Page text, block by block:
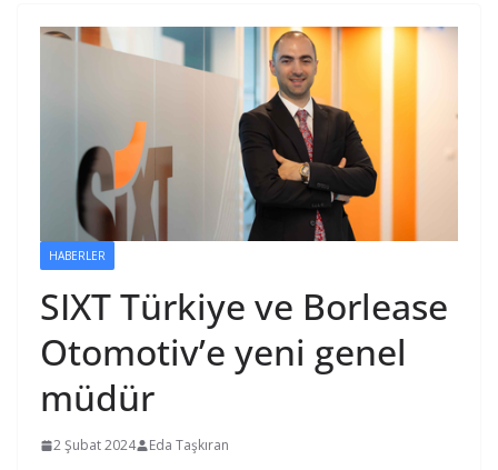
HABERLER
SIXT Türkiye ve Borlease
Otomotiv’e yeni genel
müdür
2 Şubat 2024 Eda Taşkıran